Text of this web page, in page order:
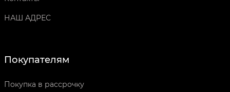
НАШ АДРЕС
Покупателям
Покупка в рассрочку